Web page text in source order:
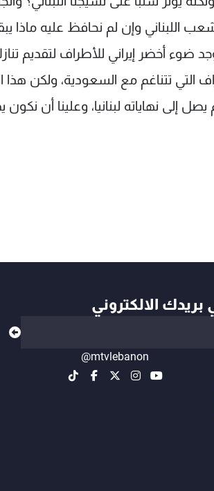
اللبناني وإن لم نحافظ عليه ماذا
ضوء أخضر إيراني للأطراف لتقديم
التي تتناغم مع السعودية، ولكن
إلى نهاياته لبنانيا، وعلينا أن نكون
بريدك الالكتروني
@mtvlebanon